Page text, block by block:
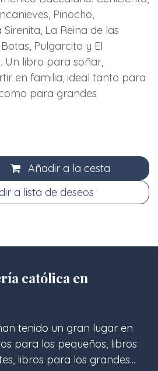
Pinocho,
La Reina de las
Pulgarcito y El
Un libro para soñar,
en familia, ideal tanto para
para grandes
Añadir a la cesta
a lista de deseos
católica en
tenido un gran lugar en
para los pequeños, libros
libros para los grandes...